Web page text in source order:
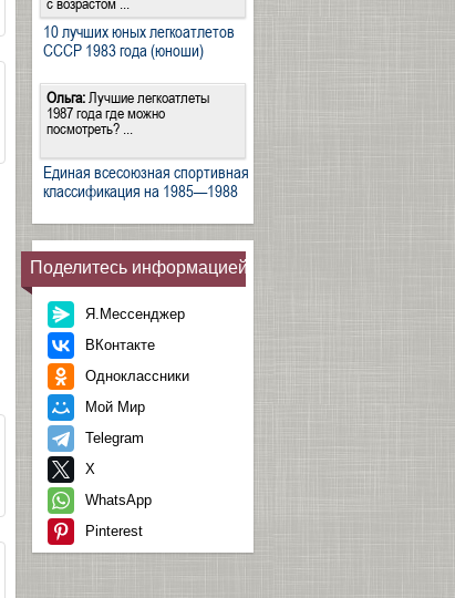
10 лучших юных легкоатлетов
СССР 1983 года (юноши)
Ольга: Лучшие легкоатлеты
1987 года где можно
посмотреть? ...
Единая всесоюзная спортивная
классификация на 1985—1988
Поделитесь информацией
Я.Мессенджер
ВКонтакте
Одноклассники
Мой Мир
Telegram
X
WhatsApp
Pinterest